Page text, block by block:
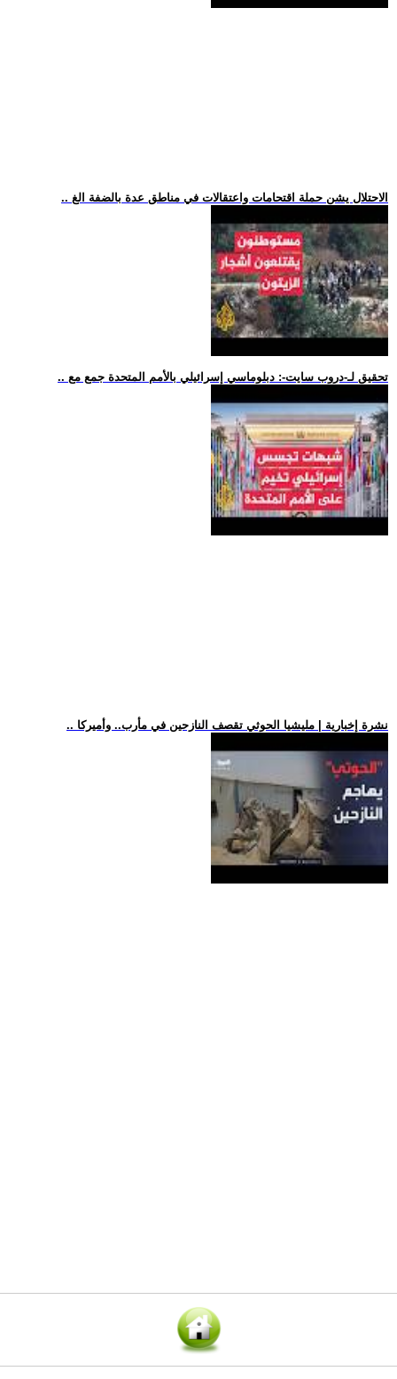
.. الاحتلال يشن حملة اقتحامات واعتقالات في مناطق عدة بالضفة الغ
.. تحقيق لـ-دروب سايت-: دبلوماسي إسرائيلي بالأمم المتحدة جمع مع
.. نشرة إخبارية | مليشيا الحوثي تقصف النازحين في مأرب.. وأميركا